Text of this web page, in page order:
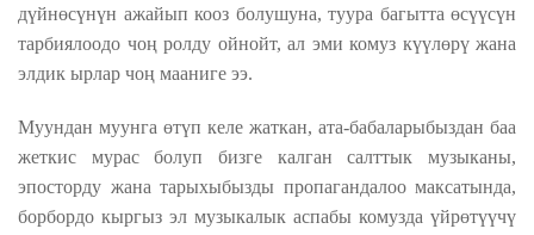
дүйнөсүнүн ажайып кооз болушуна, туура багытта өсүүсүн
тарбиялоодо чоң ролду ойнойт, ал эми комуз күүлөрү жана
элдик ырлар чоң мааниге ээ.
Муундан муунга өтүп келе жаткан, ата-бабаларыбыздан баа
жеткис мурас болуп бизге калган салттык музыканы,
эпосторду жана тарыхыбызды пропагандалоо максатында,
борбордо кыргыз эл музыкалык аспабы комузда үйрөтүүчү